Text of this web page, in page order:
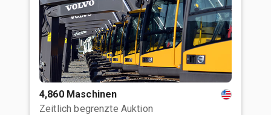
4,860 Maschinen
Zeitlich begrenzte Auktion